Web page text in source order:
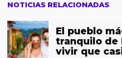
NOTICIAS RELACIONADAS
El pueblo
tranquilo de
vivir que